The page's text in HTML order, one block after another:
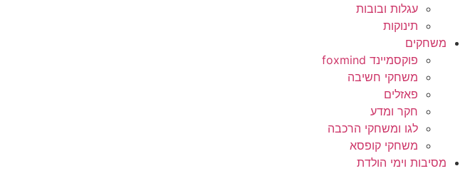
עגלות ובובות
תינוקות
משחקים
פוקסמיינד foxmind
משחקי חשיבה
פאזלים
חקר ומדע
לגו ומשחקי הרכבה
משחקי קופסא
מסיבות וימי הולדת